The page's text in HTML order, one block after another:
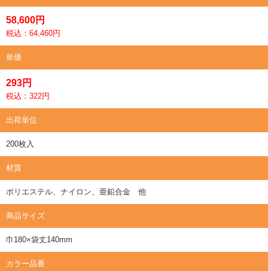
58,600円
税込：64,460円
単価
293円
税込：322円
出荷単位
200枚入
材質
ポリエステル、ナイロン、亜鉛合金 他
商品サイズ
巾180×袋丈140mm
カラー品番